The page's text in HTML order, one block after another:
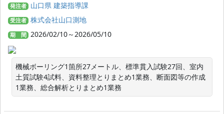
発注者 山口県 建築指導課
受注者 株式会社山口測地
期 間 2026/02/10～2026/05/10
機械ボーリング1箇所27メートル、標準貫入試験27回、室内
土質試験4試料、資料整理とりまとめ1業務、断面図等の作成
1業務、総合解析とりまとめ1業務